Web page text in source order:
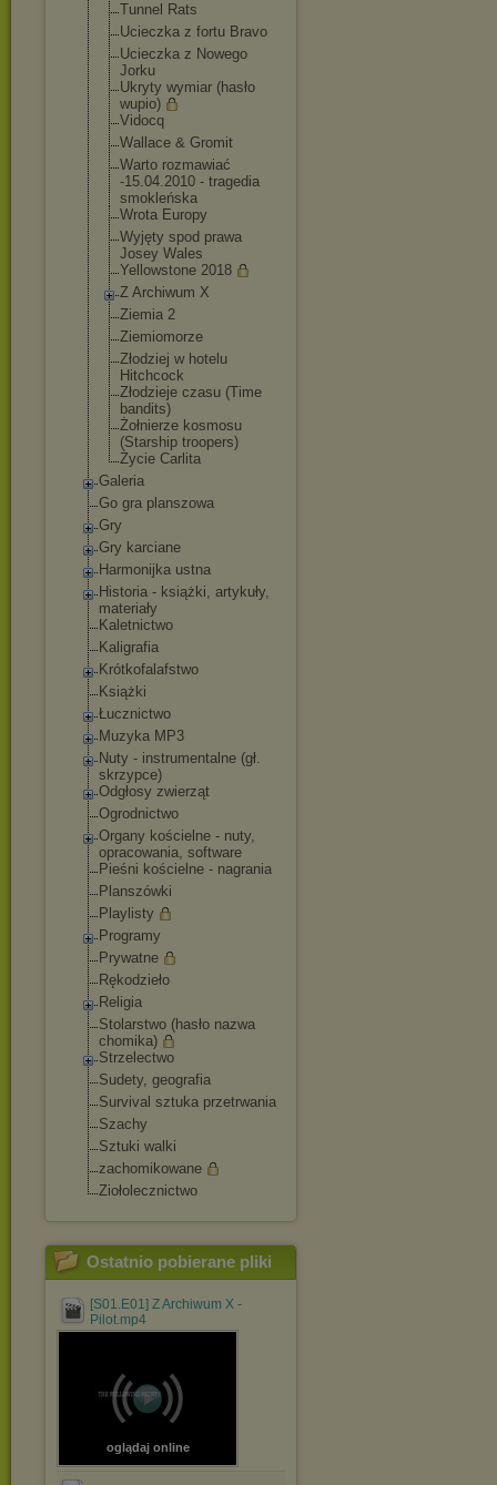
Tunnel Rats
Ucieczka z fortu Bravo
Ucieczka z Nowego
Jorku
Ukryty wymiar (hasło
wupio)
Vidocq
Wallace & Gromit
Warto rozmawiać
-15.04.2010 - tragedia
smokleńska
Wrota Europy
Wyjęty spod prawa
Josey Wales
Yellowstone 2018
Z Archiwum X
Ziemia 2
Ziemiomorze
Złodziej w hotelu
Hitchcock
Złodzieje czasu (Time
bandits)
Żołnierze kosmosu
(Starship troopers)
Życie Carlita
Galeria
Go gra planszowa
Gry
Gry karciane
Harmonijka ustna
Historia - książki, artykuły,
materiały
Kaletnictwo
Kaligrafia
Krótkofalafstwo
Książki
Łucznictwo
Muzyka MP3
Nuty - instrumentalne (gł.
skrzypce)
Odgłosy zwierząt
Ogrodnictwo
Organy kościelne - nuty,
opracowania, software
Pieśni kościelne - nagrania
Planszówki
Playlisty
Programy
Prywatne
Rękodzieło
Religia
Stolarstwo (hasło nazwa
chomika)
Strzelectwo
Sudety, geografia
Survival sztuka przetrwania
Szachy
Sztuki walki
zachomikowane
Ziołolecznictwo
Ostatnio pobierane pliki
[S01.E01] Z Archiwum X -
Pilot.mp4
oglądaj online